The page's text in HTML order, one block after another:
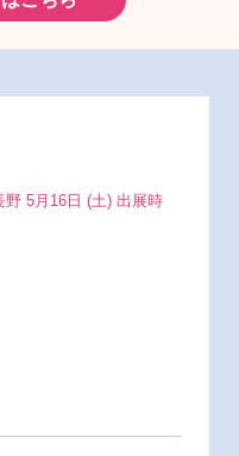
5月16日 (土) 出展時